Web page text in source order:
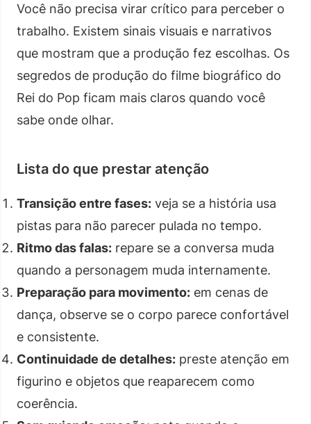
Você não precisa virar crítico para perceber o
trabalho. Existem sinais visuais e narrativos
que mostram que a produção fez escolhas. Os
segredos de produção do filme biográfico do
Rei do Pop ficam mais claros quando você
sabe onde olhar.
Lista do que prestar atenção
Transição entre fases: veja se a história usa
pistas para não parecer pulada no tempo.
Ritmo das falas: repare se a conversa muda
quando a personagem muda internamente.
Preparação para movimento: em cenas de
dança, observe se o corpo parece confortável
e consistente.
Continuidade de detalhes: preste atenção em
figurino e objetos que reaparecem como
coerência.